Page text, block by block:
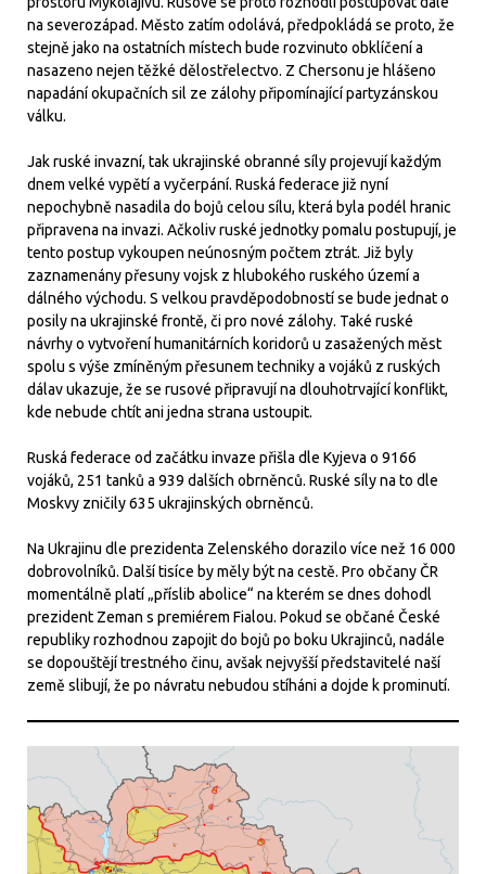
na severozápad. Město zatím odolává, předpokládá se proto, že
stejně jako na ostatních místech bude rozvinuto obklíčení a
nasazeno nejen těžké dělostřelectvo. Z Chersonu je hlášeno
napadání okupačních sil ze zálohy připomínající partyzánskou
válku.
Jak ruské invazní, tak ukrajinské obranné síly projevují každým
dnem velké vypětí a vyčerpání. Ruská federace již nyní
nepochybně nasadila do bojů celou sílu, která byla podél hranic
připravena na invazi. Ačkoliv ruské jednotky pomalu postupují, je
tento postup vykoupen neúnosným počtem ztrát. Již byly
zaznamenány přesuny vojsk z hlubokého ruského území a
dálného východu. S velkou pravděpodobností se bude jednat o
posily na ukrajinské frontě, či pro nové zálohy. Také ruské
návrhy o vytvoření humanitárních koridorů u zasažených měst
spolu s výše zmíněným přesunem techniky a vojáků z ruských
dálav ukazuje, že se rusové připravují na dlouhotrvající konflikt,
kde nebude chtít ani jedna strana ustoupit.
Ruská federace od začátku invaze přišla dle Kyjeva o 9166
vojáků, 251 tanků a 939 dalších obrněnců. Ruské síly na to dle
Moskvy zničily 635 ukrajinských obrněnců.
Na Ukrajinu dle prezidenta Zelenského dorazilo více než 16 000
dobrovolníků. Další tisíce by měly být na cestě. Pro občany ČR
momentálně platí „příslib abolice“ na kterém se dnes dohodl
prezident Zeman s premiérem Fialou. Pokud se občané České
republiky rozhodnou zapojit do bojů po boku Ukrajinců, nadále
se dopouštějí trestného činu, avšak nejvyšší představitelé naší
země slibují, že po návratu nebudou stíháni a dojde k prominutí.